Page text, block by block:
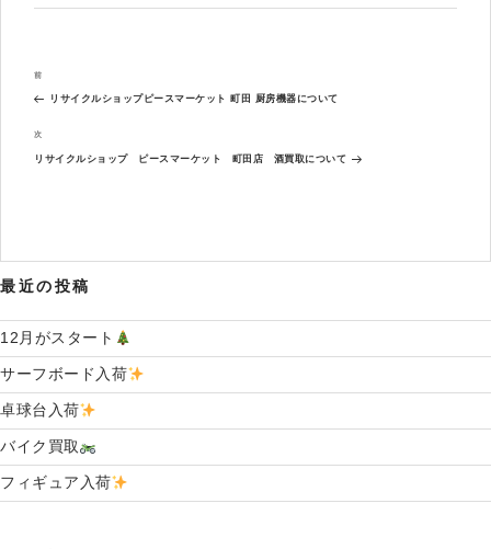
稿
ナ
ゲ
ー
過
去
投
稿
前
リサイクルショップピースマーケット 町田 厨房機器について
次
の
次
リサイクルショップ ピースマーケット 町田店 酒買取について
最近の投稿
12月がスタート
サーフボード入荷
卓球台入荷
バイク買取
フィギュア入荷